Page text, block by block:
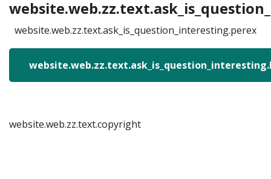
website.web.zz.text.ask_is_question_interesting.perex
website.web.zz.text.copyright